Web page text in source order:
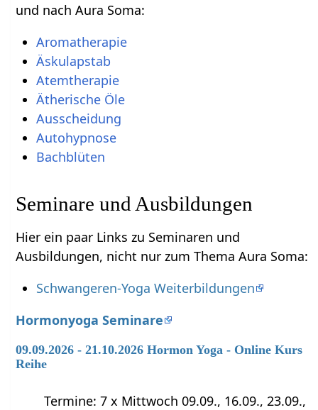
und nach Aura Soma:
Aromatherapie
Äskulapstab
Atemtherapie
Ätherische Öle
Ausscheidung
Autohypnose
Bachblüten
Seminare und Ausbildungen
Hier ein paar Links zu Seminaren und
Ausbildungen, nicht nur zum Thema Aura Soma:
Schwangeren-Yoga Weiterbildungen
Hormonyoga Seminare
09.09.2026 - 21.10.2026 Hormon Yoga - Online Kurs
Reihe
Termine: 7 x Mittwoch 09.09., 16.09., 23.09.,